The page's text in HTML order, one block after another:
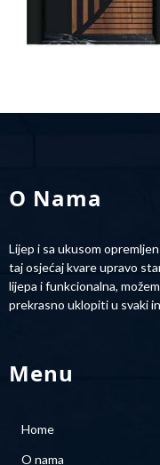
O Nama
Lijep i sa ukusom
taj osjećaj kvare upravo
lijepa i funkcionalna,
prekrasno uklopiti u svaki
Menu
Home
O nama